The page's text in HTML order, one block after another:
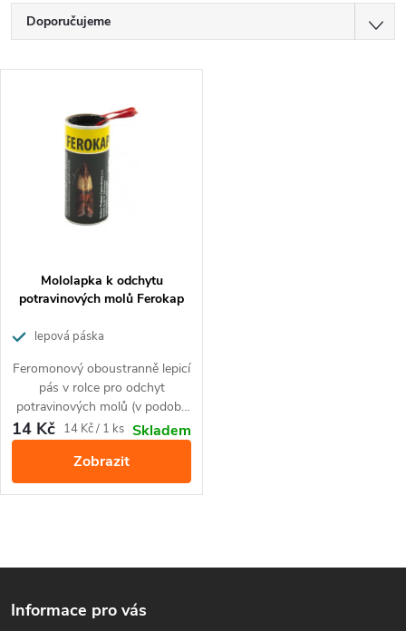
Ř
a
r
o
u
k
Doporučujeme
Nejprodávanější
Abecedně
p
r
o
d
u
k
ů
Mololapka k odchytu
potravinových molů Ferokap
lepová páska
Feromonový oboustranně lepicí
pás v rolce pro odchyt
potravinových molů (v podobě
klasické mucholapky).
14 Kč Měrná
14 Kč / 1 ks Skladem
Zobrazit
l
Informace pro vás